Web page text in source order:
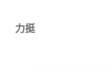
力挺